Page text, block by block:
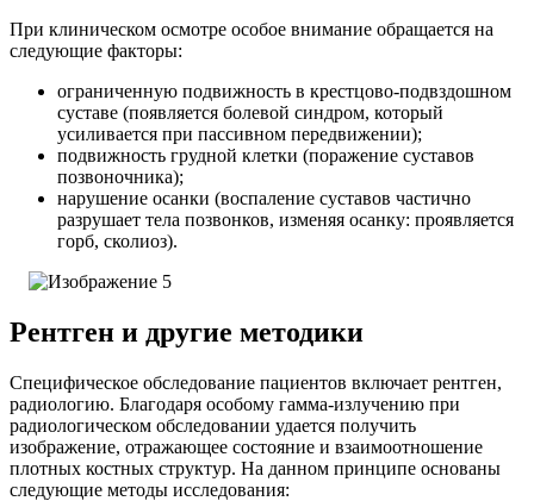
При клиническом осмотре особое внимание обращается на
следующие факторы:
ограниченную подвижность в крестцово-подвздошном
суставе (появляется болевой синдром, который
усиливается при пассивном передвижении);
подвижность грудной клетки (поражение суставов
позвоночника);
нарушение осанки (воспаление суставов частично
разрушает тела позвонков, изменяя осанку: проявляется
горб, сколиоз).
Рентген и другие методики
Специфическое обследование пациентов включает рентген,
радиологию. Благодаря особому гамма-излучению при
радиологическом обследовании удается получить
изображение, отражающее состояние и взаимоотношение
плотных костных структур. На данном принципе основаны
следующие методы исследования: